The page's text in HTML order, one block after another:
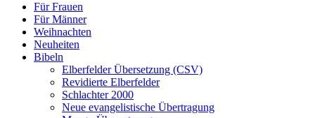
Für Frauen
Für Männer
Weihnachten
Neuheiten
Bibeln
Elberfelder Übersetzung (CSV)
Revidierte Elberfelder
Schlachter 2000
Neue evangelistische Übertragung